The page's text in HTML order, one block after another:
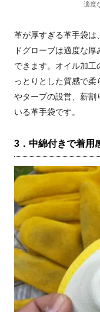
適度
革が厚すぎる革手袋は
ドグローブは適度な
できます。オイル加工
っとりとした質感で柔
やタープの設営、薪割
いる革手袋です。
3．中綿付きで着用